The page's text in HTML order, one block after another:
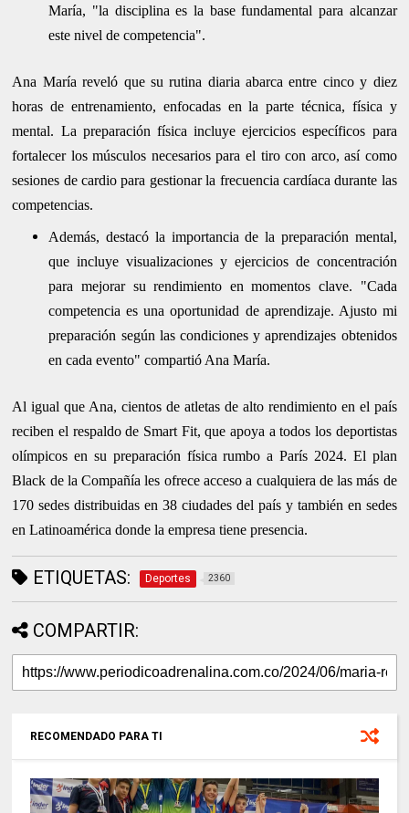
María, "la disciplina es la base fundamental para alcanzar
este nivel de competencia".
Ana María reveló que su rutina diaria abarca entre cinco y diez
horas de entrenamiento, enfocadas en la parte técnica, física y
mental. La preparación física incluye ejercicios específicos para
fortalecer los músculos necesarios para el tiro con arco, así como
sesiones de cardio para gestionar la frecuencia cardíaca durante las
competencias.
Además, destacó la importancia de la preparación mental,
que incluye visualizaciones y ejercicios de concentración
para mejorar su rendimiento en momentos clave. "Cada
competencia es una oportunidad de aprendizaje. Ajusto mi
preparación según las condiciones y aprendizajes obtenidos
en cada evento" compartió Ana María.
Al igual que Ana, cientos de atletas de alto rendimiento en el país
reciben el respaldo de Smart Fit, que apoya a todos los deportistas
olímpicos en su preparación física rumbo a París 2024. El plan
Black de la Compañía les ofrece acceso a cualquiera de las más de
170 sedes distribuidas en 38 ciudades del país y también en sedes
en Latinoamérica donde la empresa tiene presencia.
ETIQUETAS: Deportes 2360
COMPARTIR:
RECOMENDADO PARA TI